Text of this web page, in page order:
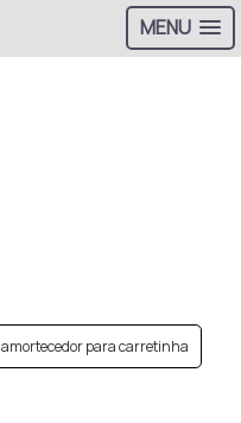
MENU
amortecedor para carretinha